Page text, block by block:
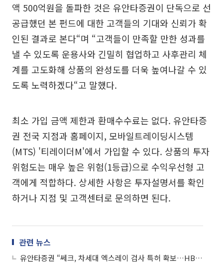
액 500억원을 돌파한 것은 유안타증권이 단독으로 선
공급했던 본 펀드에 대한 고객들의 기대와 신뢰가 확
인된 결과로 본다“며 “고객들이 만족할 만한 성과를
낼 수 있도록 운용사와 긴밀히 협업하고 사후관리 체
계를 고도화해 상품의 완성도를 더욱 높여나갈 수 있
도록 노력하겠다“고 말했다.
최소 가입 금액 제한과 환매수수료는 없다. 유안타증
권 전국 지점과 홈페이지, 모바일트레이딩시스템
(MTS) '티레이더M'에서 가입할 수 있다. 상품의 투자
위험도는 매우 높은 위험(1등급)으로 수익우선형 고
객에게 적합하다. 상세한 사항은 투자설명서를 확인
하거나 지점 및 고객센터로 문의하면 된다.
관련 뉴스
유안타증권 “쎄크, 차세대 엑스레이 검사 특허 확보…HBM·유리기판·방산 신성장축”